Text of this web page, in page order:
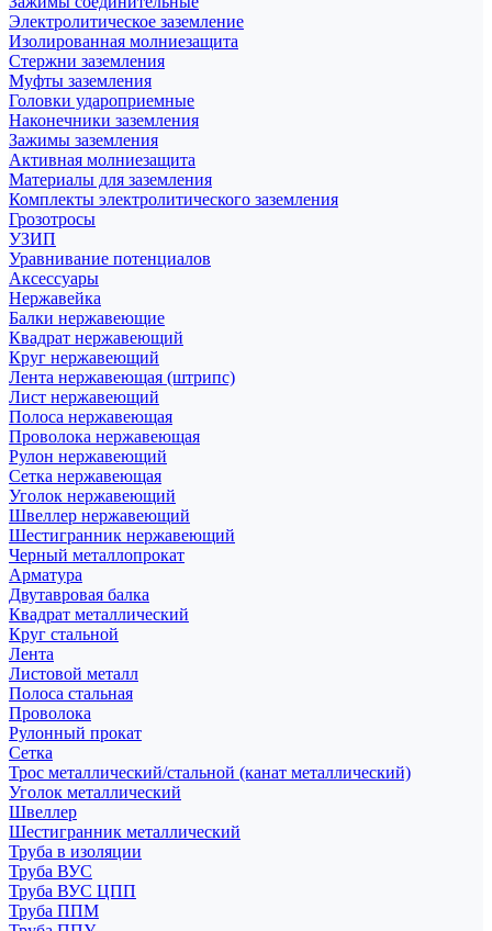
Электролитическое заземление
Изолированная молниезащита
Стержни заземления
Муфты заземления
Головки удароприемные
Наконечники заземления
Зажимы заземления
Активная молниезащита
Материалы для заземления
Комплекты электролитического заземления
Грозотросы
УЗИП
Уравнивание потенциалов
Аксессуары
Нержавейка
Балки нержавеющие
Квадрат нержавеющий
Круг нержавеющий
Лента нержавеющая (штрипс)
Лист нержавеющий
Полоса нержавеющая
Проволока нержавеющая
Рулон нержавеющий
Сетка нержавеющая
Уголок нержавеющий
Швеллер нержавеющий
Шестигранник нержавеющий
Черный металлопрокат
Арматура
Двутавровая балка
Квадрат металлический
Круг стальной
Лента
Листовой металл
Полоса стальная
Проволока
Рулонный прокат
Сетка
Трос металлический/стальной (канат металлический)
Уголок металлический
Швеллер
Шестигранник металлический
Труба в изоляции
Труба ВУС
Труба ВУС ЦПП
Труба ППМ